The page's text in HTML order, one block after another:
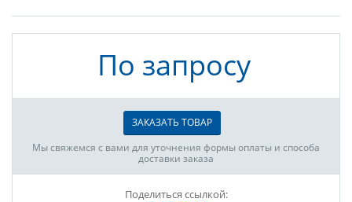
По запросу
ЗАКАЗАТЬ ТОВАР
Мы свяжемся с вами для уточнения формы оплаты и способа
доставки заказа
Поделиться ссылкой: